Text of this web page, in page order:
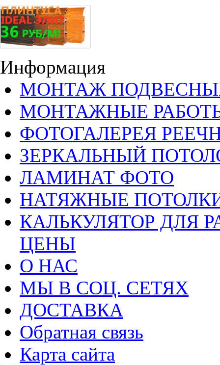
Информация
МОНТАЖ ПОДВЕСНЫХ
МОНТАЖНЫЕ
ФОТОГАЛЕРЕЯ
ЗЕРКАЛЬНЫЙ
ЛАМИНАТ ФОТО
НАТЯЖНЫЕ
КАЛЬКУЛЯТОР ДЛЯ
ЦЕНЫ
О НАС
МЫ В СОЦ. СЕТЯХ
ДОСТАВКА
Обратная связь
Карта сайта